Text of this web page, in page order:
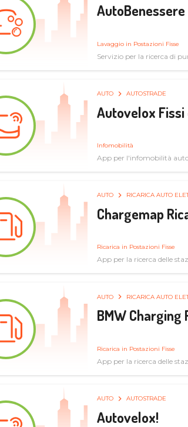
Lavaggio in Postazioni Fisse
Servizio per la ricerca di
AUTO AUTOSTRADE
Autovelox
Infomobilità
App per l'infomobilità
AUTO RICARICA AUTO
Chargemap
Ricarica in Postazioni Fisse
App per la ricerca delle
AUTO RICARICA AUTO
BMW
Ricarica in Postazioni Fisse
App per la ricerca delle
AUTO AUTOSTRADE
Autovelox!